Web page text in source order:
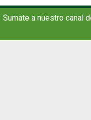
Sumate a nuestro canal